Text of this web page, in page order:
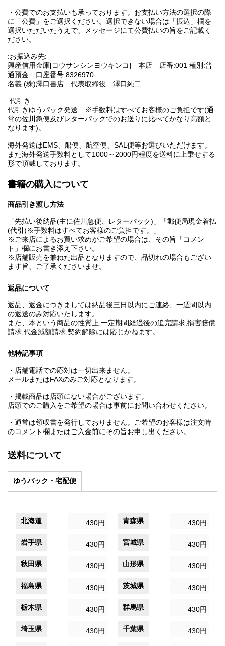
・公費でのお支払いも承っております。お支払い方法の選択の際
に「公費」をご選択ください。選択できない場合は「振込」欄を
選択いただいたうえで、メッセージにて公費払いの旨をご記載く
ださい。
:お振込み先:
興産信用金庫[コウサンシンヨウキンコ] 本店 店番:001 種別:普
通預金 口座番号:8326970
名義:(株)澤口書店 代表取締役 澤口純二
:代引き:
代引きゆうパック発送 ※手数料はすべてお客様のご負担です(通
常の佐川急便及びレターパックでのお送りに比べてかなり高額と
なります)。
海外発送はEMS、船便、航空便、SAL便等お選びいただけます。
また海外発送手数料として1000～2000円程度を送料に上乗せする
形で頂戴しております。
書籍の購入について
商品引き渡し方法
「先払い後納品(主に佐川急便、レターパック)」「郵便局現金着払
(代引)※手数料はすべてお客様のご負担です。」
※ご来店によるお買い求めがご希望の場合は、その旨「コメン
ト」欄にお書き添え下さい。
※店舗販売を兼ねた出品となりますので、品切れの場合もござい
ます旨、ご了承くださいませ。
返品について
返品、返金につきましては納品後三日以内にご連絡、一週間以内
の返送のみ対応いたします。
また、本という商品の性質上,一定期間経過後の追完請求,損害賠償
請求,代金減額請求,契約解除には応じかねます。
他特記事項
・店舗電話での応対は一切出来ません。
メールまたはFAXのみご対応となります。
・掲載商品は店頭にない場合がございます。
店頭でのご購入をご希望の場合は事前にお問い合わせください。
・通常は領収書を発行しておりません。ご希望のお客様は注文時
のコメント欄またはご入金前にその旨お申し出ください。
送料について
ゆうパック・宅配便
北海道 430円 青森県 430円
岩手県 430円 宮城県 430円
秋田県 430円 山形県 430円
福島県 430円 茨城県 430円
栃木県 430円 群馬県 430円
埼玉県 430円 千葉県 430円